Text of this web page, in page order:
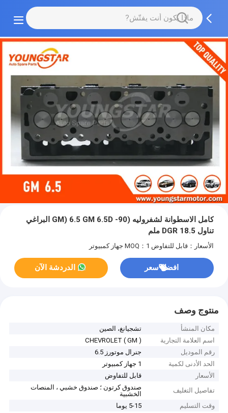
كامل الاسطوانة لشفروليه (GM) 6.5 GM 6.5D -90 البراغي
تناول DGR 18.5 ملم
الأسعار：قابل للتفاوض MOQ：1 جهاز كمبيوتر
افضل سعر الدردشة الآن
منتوج وصف
مكان المنشأ
تشجيانغ، الصين
اسم العلامة التجارية
CHEVROLET ( GM )
رقم الموديل
جنرال موتورز 6.5
الحد الأدنى لكمية
1 جهاز كمبيوتر
الأسعار
قابل للتفاوض
تفاصيل التغليف
صندوق كرتون ؛ صندوق خشبي ، المنصات
الخشبية
وقت التسليم
5-15 يوما